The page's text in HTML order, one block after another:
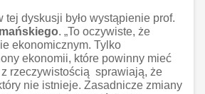
tej dyskusji było wystąpienie prof.
. „To oczywiste, że
ekonomicznym. Tylko
ekonomii, które powinny mieć
z rzeczywistością sprawiają, że
nie istnieje. Zasadnicze zmiany